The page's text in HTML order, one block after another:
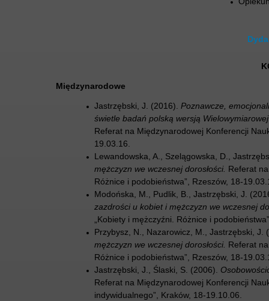
Międzynarodowe
Jastrzębski, J. (2016).Poznawcze,
świetle badań polską wersją
Referat na Międzynarodowej Konferencji
19.03.16.
Lewandowska, A., Szelągowska, D.,
mężczyzn we wczesnej dorosłości. Referat
Różnice i podobieństwa”, Rzeszów, 18-
Modońska, M., Pudlik, B., Jastrzębski, J.
zazdrości u kobiet i mężczyzn we wczesnej
„Kobiety i mężczyźni. Różnice i
Przybysz, N., Nazarowicz, M., Jastrzębski, J.
mężczyzn we wczesnej dorosłości. Referat
Różnice i podobieństwa”, Rzeszów, 18-
Jastrzębski, J., Ślaski, S. (2006).
Referat na Międzynarodowej Konferencji
indywidualnego”, Kraków, 18-19.10.06.